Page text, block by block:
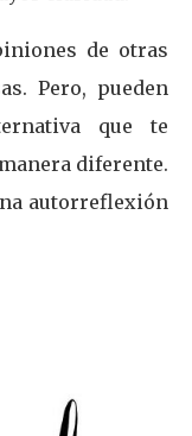
de otras
Pero, pueden
que te
diferente.
autorreflexión